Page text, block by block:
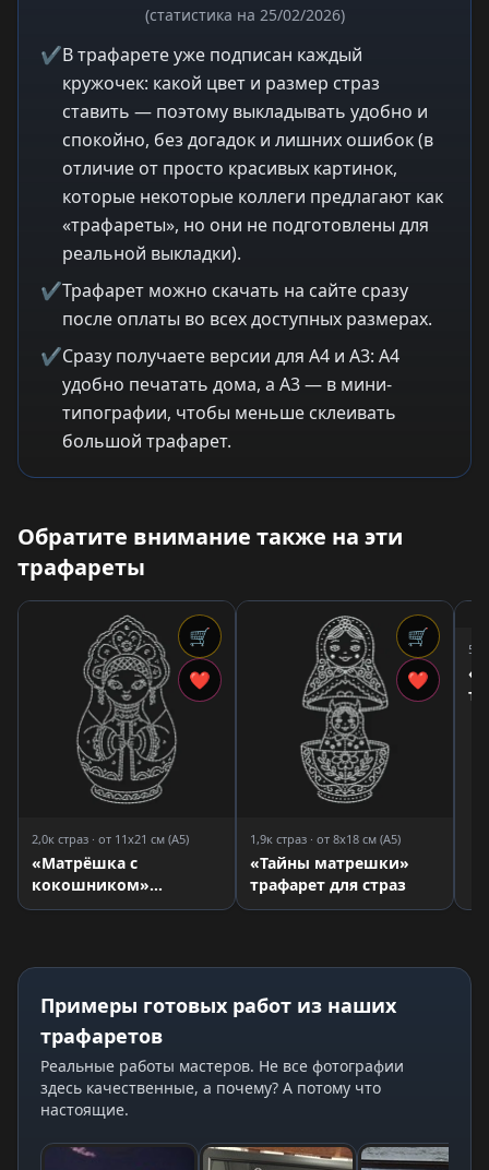
(статистика на 25/02/2026)
✔В трафарете уже подписан каждый
кружочек: какой цвет и размер страз
ставить — поэтому выкладывать удобно и
спокойно, без догадок и лишних ошибок (в
отличие от просто красивых картинок,
которые некоторые коллеги предлагают как
«трафареты», но они не подготовлены для
реальной выкладки).
✔Трафарет можно скачать на сайте сразу
после оплаты во всех доступных размерах.
✔Сразу получаете версии для A4 и A3: A4
удобно печатать дома, а A3 — в мини-
типографии, чтобы меньше склеивать
большой трафарет.
Обратите внимание также на эти
трафареты
🛒
❤
2,0к страз · от 11x21 см (A5)
«Матрёшка с
кокошником»
трафарет для страз
🛒
❤
1,9к страз · от 8x18 см (A5)
«Тайны матрешки»
трафарет для страз
Примеры готовых работ из наших
трафаретов
Реальные работы мастеров. Не все фотографии
здесь качественные, а почему? А потому что
настоящие.